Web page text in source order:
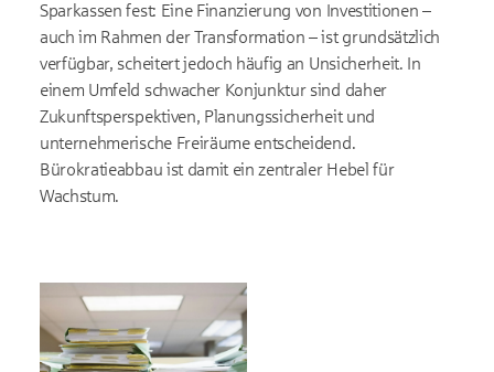
Sparkassen fest: Eine Finanzierung von Investitionen –
auch im Rahmen der Transformation – ist grundsätzlich
verfügbar, scheitert jedoch häufig an Unsicherheit. In
einem Umfeld schwacher Konjunktur sind daher
Zukunftsperspektiven, Planungssicherheit und
unternehmerische Freiräume entscheidend.
Bürokratieabbau ist damit ein zentraler Hebel für
Wachstum.